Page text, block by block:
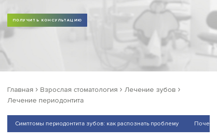
ПОЛУЧИТЬ КОНСУЛЬТАЦИЮ
Главная › Взрослая стоматология › Лечение зубов ›
Лечение периодонтита
Симптомы периодонтита зубов: как распознать проблему Почему